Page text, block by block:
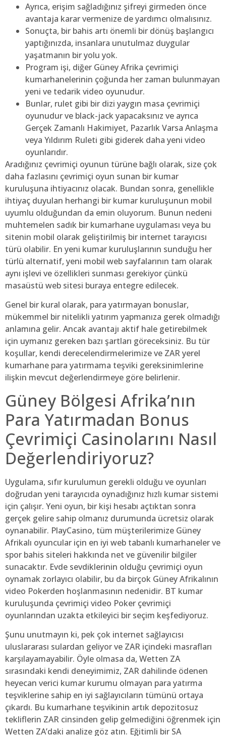
Ayrıca, erişim sağladığınız şifreyi girmeden önce
avantaja karar vermenize de yardımcı olmalısınız.
Sonuçta, bir bahis artı önemli bir dönüş başlangıcı
yaptığınızda, insanlara unutulmaz duygular
yaşatmanın bir yolu yok.
Program işi, diğer Güney Afrika çevrimiçi
kumarhanelerinin çoğunda her zaman bulunmayan
yeni ve tedarik video oyunudur.
Bunlar, rulet gibi bir dizi yaygın masa çevrimiçi
oyunudur ve black-jack yapacaksınız ve ayrıca
Gerçek Zamanlı Hakimiyet, Pazarlık Varsa Anlaşma
veya Yıldırım Ruleti gibi giderek daha yeni video
oyunlarıdır.
Aradığınız çevrimiçi oyunun türüne bağlı olarak, size çok
daha fazlasını çevrimiçi oyun sunan bir kumar
kuruluşuna ihtiyacınız olacak. Bundan sonra, genellikle
ihtiyaç duyulan herhangi bir kumar kuruluşunun mobil
uyumlu olduğundan da emin oluyorum. Bunun nedeni
muhtemelen sadık bir kumarhane uygulaması veya bu
sitenin mobil olarak geliştirilmiş bir internet tarayıcısı
türü olabilir. En yeni kumar kuruluşlarının sunduğu her
türlü alternatif, yeni mobil web sayfalarının tam olarak
aynı işlevi ve özellikleri sunması gerekiyor çünkü
masaüstü web sitesi buraya entegre edilecek.
Genel bir kural olarak, para yatırmayan bonuslar,
mükemmel bir nitelikli yatırım yapmanıza gerek olmadığı
anlamına gelir. Ancak avantajı aktif hale getirebilmek
için uymanız gereken bazı şartları göreceksiniz. Bu tür
koşullar, kendi derecelendirmelerimize ve ZAR yerel
kumarhane para yatırmama teşviki gereksinimlerine
ilişkin mevcut değerlendirmeye göre belirlenir.
Güney Bölgesi Afrika’nın
Para Yatırmadan Bonus
Çevrimiçi Casinolarını Nasıl
Değerlendiriyoruz?
Uygulama, sıfır kurulumun gerekli olduğu ve oyunları
doğrudan yeni tarayıcıda oynadığınız hızlı kumar sistemi
için çalışır. Yeni oyun, bir kişi hesabı açtıktan sonra
gerçek gelire sahip olmanız durumunda ücretsiz olarak
oynanabilir. PlayCasino, tüm müşterilerimize Güney
Afrikalı oyuncular için en iyi web tabanlı kumarhaneler ve
spor bahis siteleri hakkında net ve güvenilir bilgiler
sunacaktır. Evde sevdiklerinin olduğu çevrimiçi oyun
oynamak zorlayıcı olabilir, bu da birçok Güney Afrikalının
video Pokerden hoşlanmasının nedenidir. BT kumar
kuruluşunda çevrimiçi video Poker çevrimiçi
oyunlarından uzakta etkileyici bir seçim keşfediyoruz.
Şunu unutmayın ki, pek çok internet sağlayıcısı
uluslararası sulardan geliyor ve ZAR içindeki masrafları
karşılayamayabilir. Öyle olmasa da, Wetten ZA
sırasındaki kendi deneyimimiz, ZAR dahilinde ödenen
heyecan verici kumar kurumu olmayan para yatırma
teşviklerine sahip en iyi sağlayıcıların tümünü ortaya
çıkardı. Bu kumarhane teşvikinin artık depozitosuz
tekliflerin ZAR cinsinden gelip gelmediğini öğrenmek için
Wetten ZA’daki analize göz atın. Eğitimli bir SA